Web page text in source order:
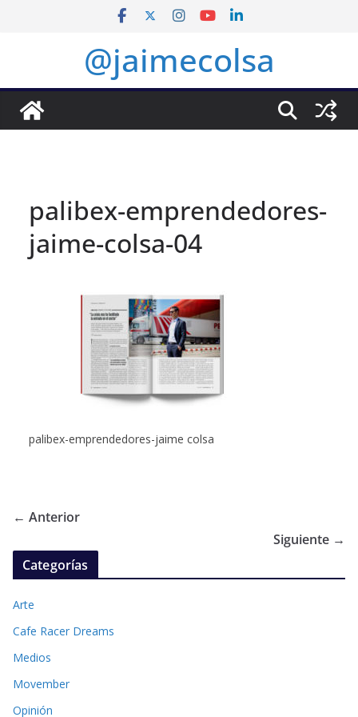
@jaimecolsa
palibex-emprendedores-
jaime-colsa-04
palibex-emprendedores-jaime colsa
← Anterior
Siguiente →
Categorías
Arte
Cafe Racer Dreams
Medios
Movember
Opinión